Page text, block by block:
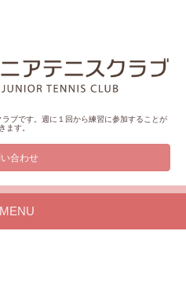
ブです。週に１回から練習に参加することが
ます。
合わせ
MENU